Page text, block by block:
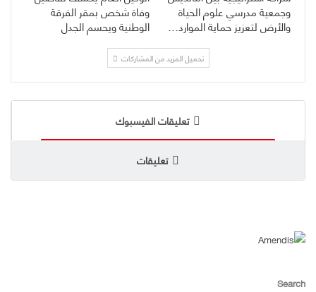
وجمعية مدرسي علوم الحياة
والأرض لتعزيز حماية الموارد…
وفاة شخص بمقر الفرقة
الوطنية ويحسم الجدل
تحميل المزيد من المشاركات
تعليقات الفيسبوك
تعليقات
Search